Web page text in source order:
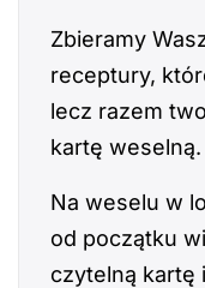
Zbieramy
receptury,
lecz razem
kartę weselną.
Na weselu w
od początku
czytelną kartę